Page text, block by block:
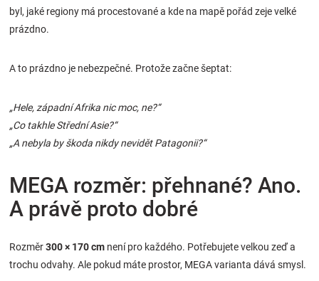
byl, jaké regiony má procestované a kde na mapě pořád zeje velké
prázdno.
A to prázdno je nebezpečné. Protože začne šeptat:
„Hele, západní Afrika nic moc, ne?“
„Co takhle Střední Asie?“
„A nebyla by škoda nikdy nevidět Patagonii?“
MEGA rozměr: přehnané? Ano.
A právě proto dobré
Rozměr300 × 170 cm není pro každého. Potřebujete velkou zeď a
trochu odvahy. Ale pokud máte prostor, MEGA varianta dává smysl.